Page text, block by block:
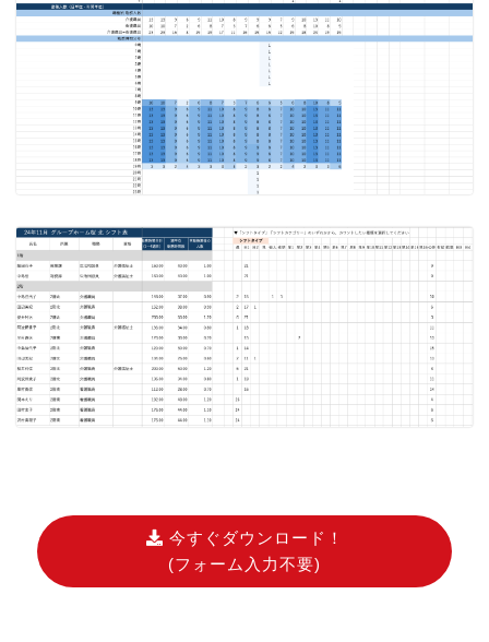
今すぐダウンロード！
(フォーム入力不要)